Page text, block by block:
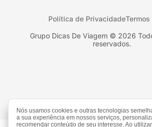
Nova York
Grupo Dicas De Viagem © 2026
reservados.
Política de PrivacidadeTermos
Nós usamos cookies e outras tecnologias
a sua experiência em nossos serviços,
recomendar conteúdo de seu interesse. Ao